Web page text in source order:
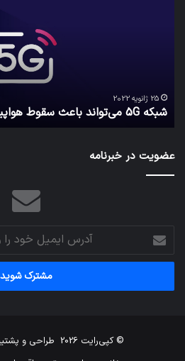
25 ژانویه 2022
شبکه 5G می‌تواند باعث سقوط هواپیما شود
عضویت در خبرنامه
آدرس
ایمیل
خود
وارد
© کپی‌رایت 2026 طراحی و